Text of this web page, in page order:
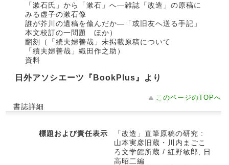
「漱石氏」から「漱石」へ―雑誌「改造」の原稿に
みる虚子の漱石像
誰が芥川の遺稿を偸んだか―「或旧友へ送る手記」
本文校訂の一問題 ほか）
翻刻（「続夫婦善哉」未掲載原稿について
「續夫婦善哉」織田作之助）
資料
日外アソシエーツ『BookPlus』より
このページのTOPへ
書誌詳細
標題および責任表示
「改造」直筆原稿の研究 :
山本実彦旧蔵・川内まごこ
ろ文学館所蔵 / 紅野敏郎, 日
高昭二編